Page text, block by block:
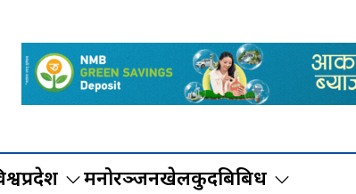
प्रदेश मनोरञ्जनखेलकुदबिबिध